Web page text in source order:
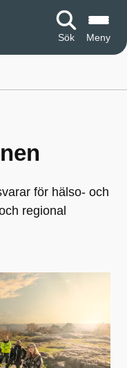
Sök Meny
för hälso- och
regional